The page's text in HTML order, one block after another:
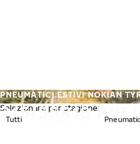
215/55R18
PNEUMATICI ESTIVI NOKIAN
Selezionare per stagione:
Tutti